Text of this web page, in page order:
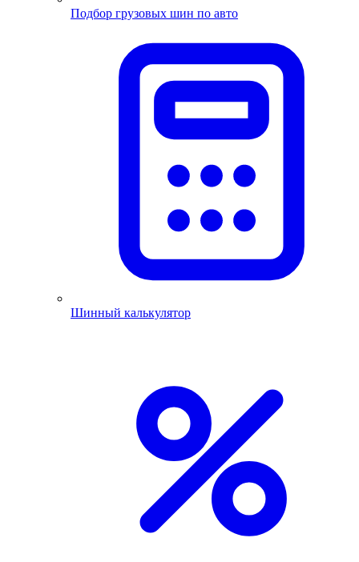
Подбор грузовых шин по авто
Шинный калькулятор